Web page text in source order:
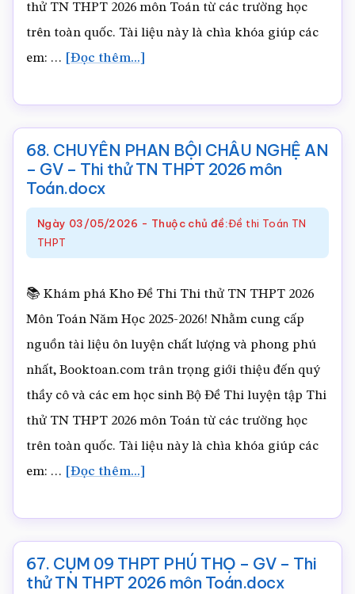
Toán.docx
thử TN THPT 2026 môn Toán từ các trường học
trên toàn quốc. Tài liệu này là chìa khóa giúp các
em: …
[Đọc thêm...]
LÊ
THANH
–
–
Thi
TN
Toán.docx
68. CHUYÊN PHAN BỘI CHÂU NGHỆ AN
– GV – Thi thử TN THPT 2026 môn
Toán.docx
Ngày 03/05/2026 - Thuộc chủ đề:Đề thi Toán TN
THPT
📚 Khám phá Kho Đề Thi Thi thử TN THPT 2026
Môn Toán Năm Học 2025-2026! Nhằm cung cấp
nguồn tài liệu ôn luyện chất lượng và phong phú
nhất, Booktoan.com trân trọng giới thiệu đến quý
thầy cô và các em học sinh Bộ Đề Thi luyện tập Thi
thử TN THPT 2026 môn Toán từ các trường học
trên toàn quốc. Tài liệu này là chìa khóa giúp các
em: …
[Đọc thêm...]
PHAN
CHÂU
67. CỤM 09 THPT PHÚ THỌ – GV – Thi
thử TN THPT 2026 môn Toán.docx